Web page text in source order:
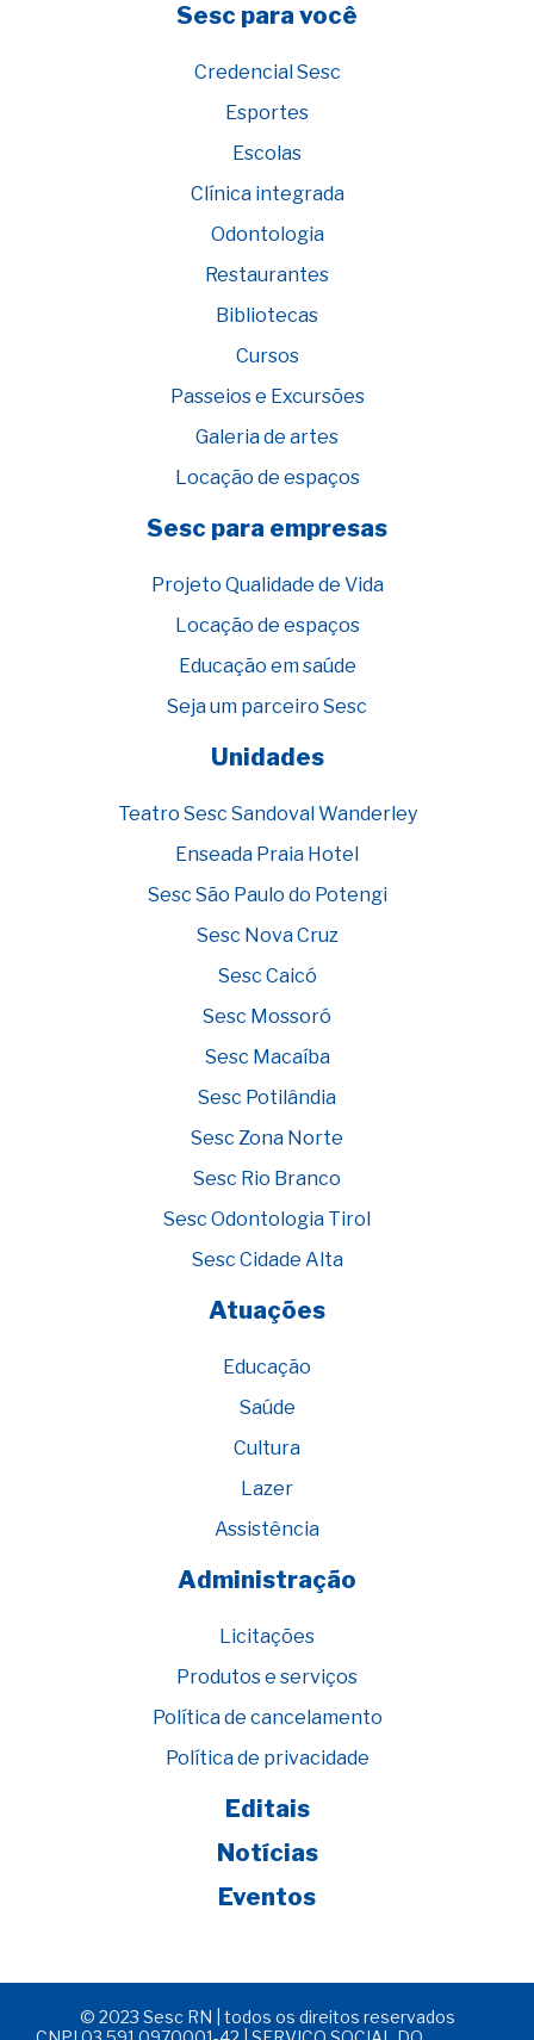
Sesc para você
Credencial Sesc
Esportes
Escolas
Clínica integrada
Odontologia
Restaurantes
Bibliotecas
Cursos
Passeios e Excursões
Galeria de artes
Locação de espaços
Sesc para empresas
Projeto Qualidade de Vida
Locação de espaços
Educação em saúde
Seja um parceiro Sesc
Unidades
Teatro Sesc Sandoval Wanderley
Enseada Praia Hotel
Sesc São Paulo do Potengi
Sesc Nova Cruz
Sesc Caicó
Sesc Mossoró
Sesc Macaíba
Sesc Potilândia
Sesc Zona Norte
Sesc Rio Branco
Sesc Odontologia Tirol
Sesc Cidade Alta
Atuações
Educação
Saúde
Cultura
Lazer
Assistência
Administração
Licitações
Produtos e serviços
Política de cancelamento
Política de privacidade
Editais
Notícias
Eventos
© 2023 Sesc RN | todos os direitos reservados